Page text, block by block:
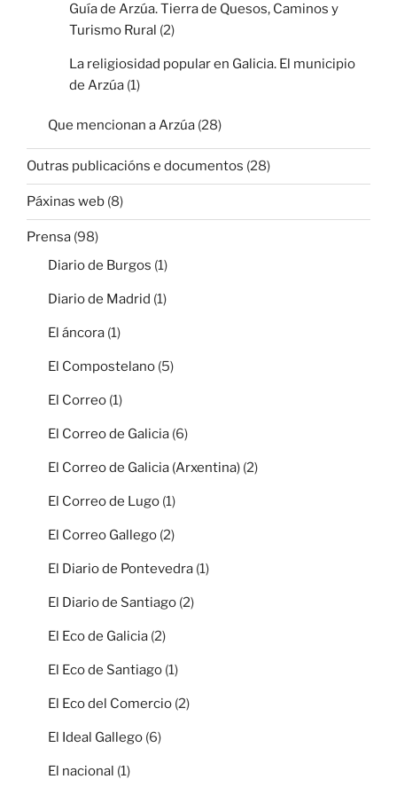
Guía de Arzúa. Tierra de Quesos, Caminos y
Turismo Rural (2)
La religiosidad popular en Galicia. El municipio
de Arzúa (1)
Que mencionan a Arzúa (28)
Outras publicacións e documentos (28)
Páxinas web (8)
Prensa (98)
Diario de Burgos (1)
Diario de Madrid (1)
El áncora (1)
El Compostelano (5)
El Correo (1)
El Correo de Galicia (6)
El Correo de Galicia (Arxentina) (2)
El Correo de Lugo (1)
El Correo Gallego (2)
El Diario de Pontevedra (1)
El Diario de Santiago (2)
El Eco de Galicia (2)
El Eco de Santiago (1)
El Eco del Comercio (2)
El Ideal Gallego (6)
El nacional (1)